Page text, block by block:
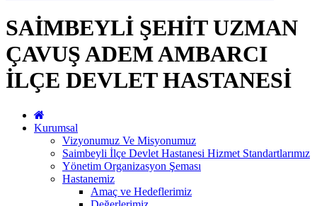
SAİMBEYLİ ŞEHİT UZMAN
ÇAVUŞ ADEM AMBARCI
İLÇE DEVLET HASTANESİ
Kurumsal
Vizyonumuz Ve Misyonumuz
Saimbeyli İlçe Devlet Hastanesi Hizmet Standartlarımız
Yönetim Organizasyon Şeması
Hastanemiz
Amaç ve Hedeflerimiz